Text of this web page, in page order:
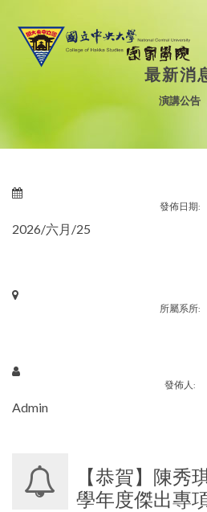
最新消
演講公告
發佈日期:
2026/六月/25
所屬系所:
發佈人:
Admin
【恭賀】陳秀
學年度傑出專